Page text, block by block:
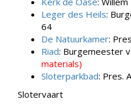
Leger des Heils:
64
De Natuurkamer:
Riad: Burgemeester
materials)
Sloterparkbad: Pres.
Slotervaart